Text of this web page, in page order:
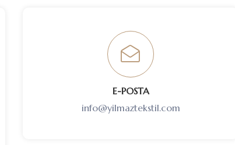
E-POSTA
info@yilmaztekstil.com